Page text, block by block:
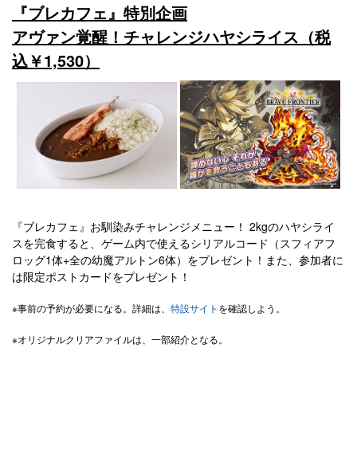
『ブレカフェ』特別企画
アヴァン覚醒！チャレンジハヤシライス（税
込￥1,530）
『ブレカフェ』お馴染みチャレンジメニュー！ 2kgのハヤシライ
スを完食すると、ゲーム内で使えるシリアルコード（スフィアフ
ロッグ1体+全の幼魔アルトン6体）をプレゼント！また、参加者に
は限定ポストカードをプレゼント！
※事前の予約が必要になる。詳細は、 特設サイト を確認しよう。
※オリジナルクリアファイルは、一部紹介となる。